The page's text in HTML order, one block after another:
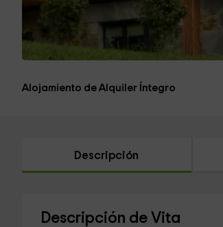
Alojamiento de Alquiler Íntegro
Descripción
Descripción de Vita